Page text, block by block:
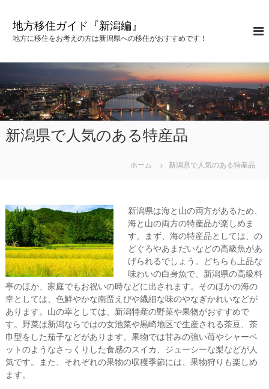
キ
ッ
プ
地方移住ガイド『新潟編』
地方に移住をお考えの方は新潟県への移住がおすすめです！
新潟県で人気のある特産品
ホーム 新潟県で人気のある特産品
新潟県は海と山の両方があるため、
海と山の両方の特産品が楽しめま
す。まず、海の特産品としては、の
どぐろやあまだいなどの高級魚があ
げられるでしょう。どちらも上品な
味わいの白身魚で、新潟県の高級料
亭のほか、家庭でもお祝いの時などに出されます。そのほかの海の
幸としては、色鮮やかな南蛮えびや繊細な味のやなぎかれいなどが
あります。山の幸としては、新潟特産の野菜や果物がおすすめで
す。野菜は新潟ならではの女池菜や黒崎地区で生産される茶豆、茶
巾型をした茄子などがあります。果物では甘みの強い苺やシャーベ
ットのようなさっくりした食感のスイカ、ジューシーな梨などが人
気です。また、それぞれの果物の収穫季節には、果物狩りも楽しめ
ます。